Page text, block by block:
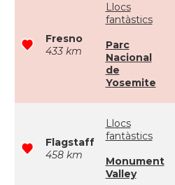
Fresno
433 km
Llocs
fantàstics
Parc
Nacional
de
Yosemite
Flagstaff
458 km
Llocs
fantàstics
Monument
Valley